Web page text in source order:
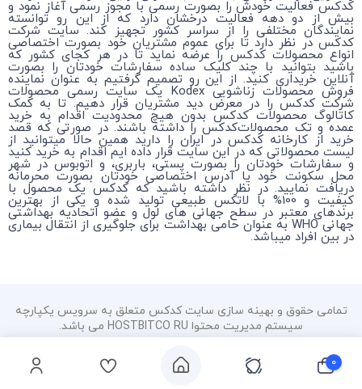
کدکس فعالیت خودش را بصورت رسمی با مجوز رسمی آغاز نمود و
بیش از دو دهه فعالیت درخشان دارد که از این رو توانسته
نمایندگان مختلفی را از سراسر کشور تجهیز کند. سایت شرکت
کدکس در نظر دارد تا برای عموم مشتریان خود بصورت اختصاصی
انواع محصولات کدکس را عرضه نماید تا در هر کجای کشور که
باشید بتوانید با چند کلیک ساده سفارشات خودتان را بصورت
آنلاین خریداری کنید. از این رو تصمیم گرفتیم به عنوان نماینده
فروش محصولات زناشویی Kodex یک سایت رسمی محصولات
شرکت کدکس را در معرض دید مشتریان قرار دهیم. تا به کمک
کاتالوگ محصولات کدکس بدون هیچ محدودیت اقدام به خرید
عمده و تک محصولات‌کدکس را داشته باشند. در صورتی که قصد
خرید از کارخانه کدکس در ایران را دارید همین حالا میتوانید از
لیست محصولاتی که در این سایت قرار داده ایم اقدام به خرید کنید
و سفارشات خودتان را بصورت پستی، باربری، و اتوبوس در شهر
محل سکونت خود یا آدرس اختصاصی خودتان بصورت محرمانه
دریافت نمایید. در نظر داشته باشید که کدکس یک محصول با
کیفیت و 100% با لاتکس طبیعی تولید شده و یکی از بهترین
برندهای معتبر در سطح جهانی های لول و عضو اتحادیه بهداشتی
جهانی WHO به عنوان حامی بهداشت برای جلوگیری از انتقال بیماری
در بین افراد میباشد.
تمامی حقوق و بهینه سازی سایت کدکس متعلق به سرویس یکپارچه
سیستم مدیریت محتوا HOSTBITCO RU می باشد.
۰